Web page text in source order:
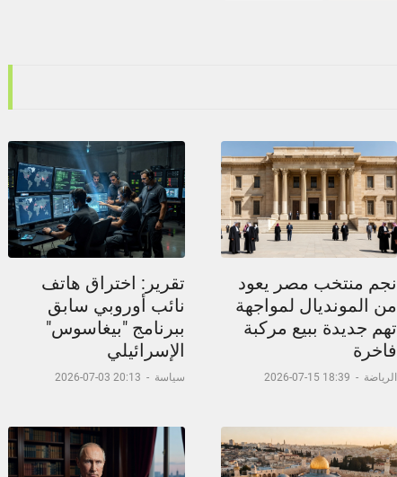
نجم منتخب مصر يعود
من المونديال لمواجهة
تهم جديدة ببيع مركبة
فاخرة
الرياضة -
18:39 15-07-2026
تقرير: اختراق هاتف
نائب أوروبي سابق
ببرنامج "بيغاسوس"
الإسرائيلي
سياسة -
20:13 03-07-2026